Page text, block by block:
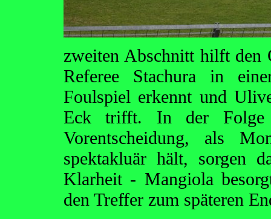
zweiten Abschnitt hilft den
Referee Stachura in
Foulspiel erkennt und
Eck trifft. In der Folge
Vorentscheidung, als
spektakluär hält, sorgen
Klarheit - Mangiola
den Treffer zum späteren